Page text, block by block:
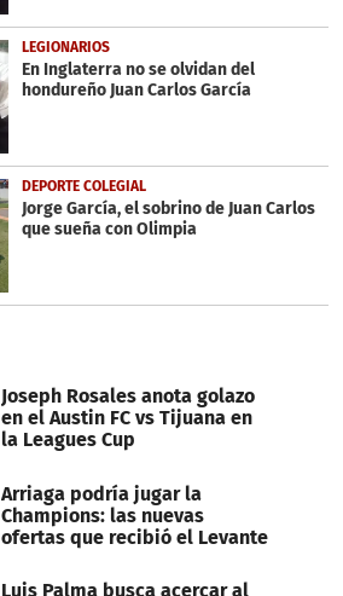
LEGIONARIOS
En Inglaterra no se olvidan del
hondureño Juan Carlos García
DEPORTE COLEGIAL
Jorge García, el sobrino de Juan Carlos
que sueña con Olimpia
Joseph Rosales anota golazo
en el Austin FC vs Tijuana en
la Leagues Cup
Arriaga podría jugar la
Champions: las nuevas
ofertas que recibió el Levante
Luis Palma busca acercar al